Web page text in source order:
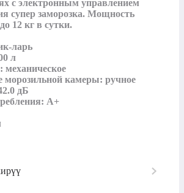
с электронным управлением
супер заморозка. Мощность
12 кг в сутки.
ларь
л
механическое
морозильной камеры: ручное
дБ
A+